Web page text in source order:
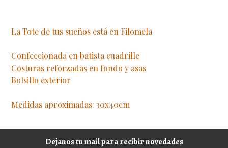
La Tote de tus sueños está en Filomela
Confeccionada en batista cuadrille
Costuras reforzadas en fondo y asas
Bolsillo exterior
Medidas aproximadas: 30x40cm
Dejanos tu mail para recibir novedades